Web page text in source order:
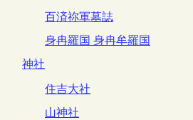
百済祢軍墓誌
身冉羅国 身冉牟羅国
神社
住吉大社
山神社